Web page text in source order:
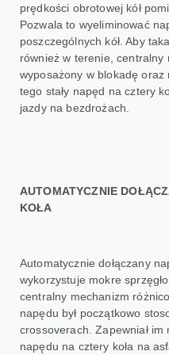
prędkości obrotowej kół
Pozwala to wyeliminować
poszczególnych kół. Aby
również w terenie,
wyposażony w blokadę oraz
tego stały napęd na cztery
jazdy na bezdrożach.
AUTOMATYCZNIE
KOŁA
Automatycznie dołączany
wykorzystuje mokre
centralny mechanizm
napędu był początkowo
crossoverach. Zapewniał
napędu na cztery koła na